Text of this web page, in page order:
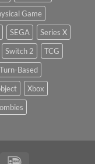
Game
SEGA
Series X
Switch 2
TCG
Turn-Based
Xbox